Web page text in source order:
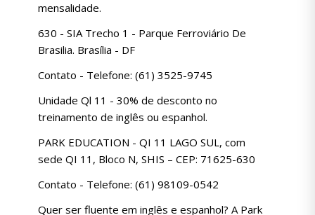
mensalidade.
630 - SIA Trecho 1 - Parque Ferroviário De
Brasilia. Brasília - DF
Contato - Telefone: (61) 3525-9745
Unidade Ql 11 - 30% de desconto no
treinamento de inglês ou espanhol.
PARK EDUCATION - QI 11 LAGO SUL, com
sede QI 11, Bloco N, SHIS – CEP: 71625-630
Contato - Telefone: (61) 98109-0542
Quer ser fluente em inglês e espanhol? A Park